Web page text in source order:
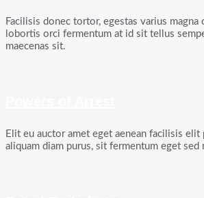
Facilisis donec tortor, egestas varius magna
lobortis orci fermentum at id sit tellus
maecenas sit.
Elit eu auctor amet eget aenean facilisis elit
aliquam diam purus, sit fermentum eget sed